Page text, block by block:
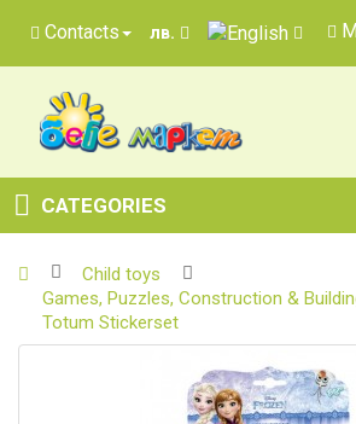
Contacts лв.
CATEGORIES
Child toys
Games, Puzzles, Construction &
Totum Stickerset